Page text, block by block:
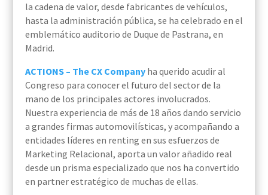
la cadena de valor, desde fabricantes de vehículos,
hasta la administración pública, se ha celebrado en el
emblemático auditorio de Duque de Pastrana, en
Madrid.
ACTIONS – The CX Companyha querido acudir al
Congreso para conocer el futuro del sector de la
mano de los principales actores involucrados.
Nuestra experiencia de más de 18 años dando servicio
a grandes firmas automovilísticas, y acompañando a
entidades líderes en renting en sus esfuerzos de
Marketing Relacional, aporta un valor añadido real
desde un prisma especializado que nos ha convertido
en partner estratégico de muchas de ellas.